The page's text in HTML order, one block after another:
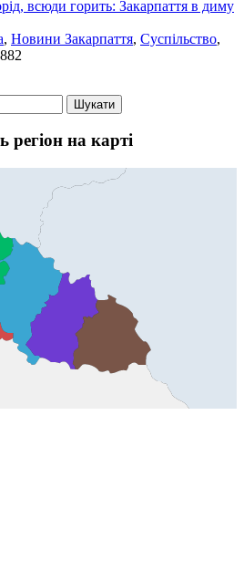
всюди горить: Закарпаття в диму
, Новини Закарпаття, Суспільство,
регіон на карті